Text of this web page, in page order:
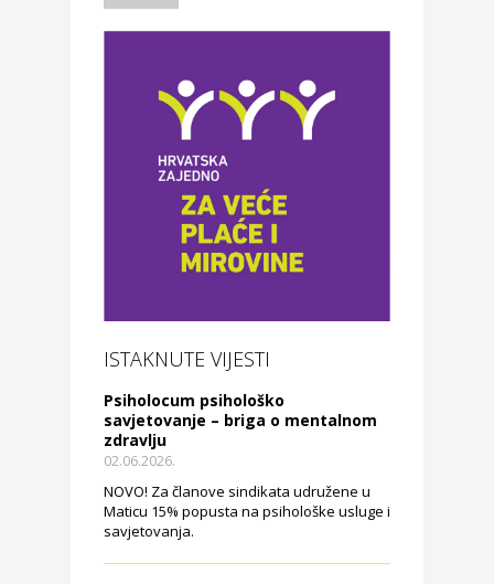
ISTAKNUTE VIJESTI
Psiholocum psihološko
savjetovanje – briga o mentalnom
zdravlju
02.06.2026.
NOVO! Za članove sindikata udružene u
Maticu 15% popusta na psihološke usluge i
savjetovanja.